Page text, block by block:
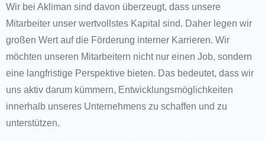
Wir bei Akliman sind davon überzeugt, dass unsere
Mitarbeiter unser wertvollstes Kapital sind. Daher legen wir
großen Wert auf die Förderung interner Karrieren. Wir
möchten unseren Mitarbeitern nicht nur einen Job, sondern
eine langfristige Perspektive bieten. Das bedeutet, dass wir
uns aktiv darum kümmern, Entwicklungsmöglichkeiten
innerhalb unseres Unternehmens zu schaffen und zu
unterstützen.